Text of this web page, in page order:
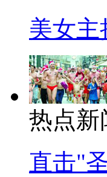
美女主
热点新
直击"